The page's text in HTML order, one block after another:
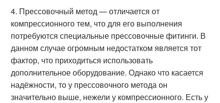
Прессовочный метод — отличается от
компрессионного тем, что для его выполнения
потребуются специальные прессовочные фитинги. В
данном случае огромным недостатком является тот
фактор, что приходиться использовать
дополнительное оборудование. Однако что касается
надёжности, то у прессовочного метода он
значительно выше, нежели у компрессионного. Есть у